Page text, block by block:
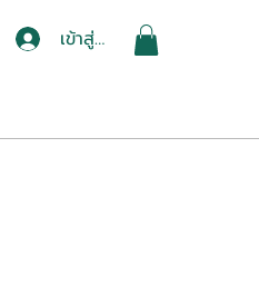
เข้าสู่ระบบ